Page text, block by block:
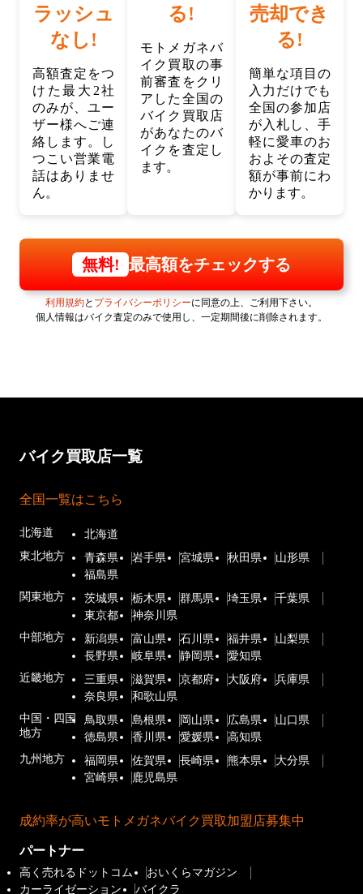
ラッシュ
なし!
高額査定をつ
けた最大2社
のみが、ユー
ザー様へご連
絡します。し
つこい営業電
話はありませ
ん。
る!
モトメガネバ
イク買取の事
前審査をクリ
アした全国の
バイク買取店
があなたのバ
イクを査定し
ます。
売却でき
る!
簡単な項目の
入力だけでも
全国の参加店
が入札し、手
軽に愛車のお
およその査定
額が事前にわ
かります。
無料! 最高額をチェックする
利用規約と プライバシーポリシーに同意の上、ご利用下さい。
個人情報はバイク査定のみで使用し、一定期間後に削除されます。
バイク買取店一覧
全国一覧はこちら
北海道
北海道
東北地方
青森県 岩手県 宮城県 秋田県
山形県
福島県
関東地方
茨城県 栃木県 群馬県 埼玉県
千葉県
東京都
神奈川県
中部地方
新潟県 富山県 石川県 福井県
山梨県
長野県
岐阜県 静岡県
愛知県
近畿地方
三重県 滋賀県 京都府 大阪府
兵庫県
奈良県
和歌山県
中国・四国
地方
鳥取県 島根県 岡山県 広島県
山口県
徳島県
香川県 愛媛県
高知県
九州地方
福岡県 佐賀県 長崎県 熊本県
大分県
宮崎県
鹿児島県
成約率が高いモトメガネバイク買取加盟店募集中
パートナー
高く売れるドットコム
おいくらマガジン
カーライゼーション
バイクラ